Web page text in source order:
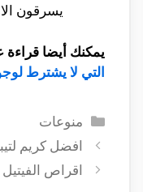
يسرقون
يمكنك أيضا
التي لا يشترط
التصنيفات
منوعات
افضل كريم
اقراص الفيتيل